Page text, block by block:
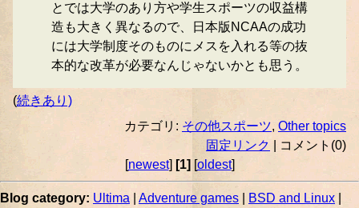
とでは大学のあり方や学生スポーツの収益構
造も大きく異なるので、日本版NCAAの成功
には大学制度そのものにメスを入れる等の抜
本的な改革が必要なんじゃないかとも思う。
(続きあり)
カテゴリ: その他スポーツ, Other topics
固定リンク
| コメント(0)
[newest] [1] [oldest]
Blog category: Ultima Adventure games BSD and Linux